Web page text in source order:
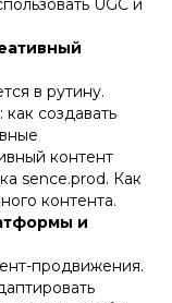
UGC и
в рутину.
создавать
контент
sence.prod. Как
контента.
и
продвижения.